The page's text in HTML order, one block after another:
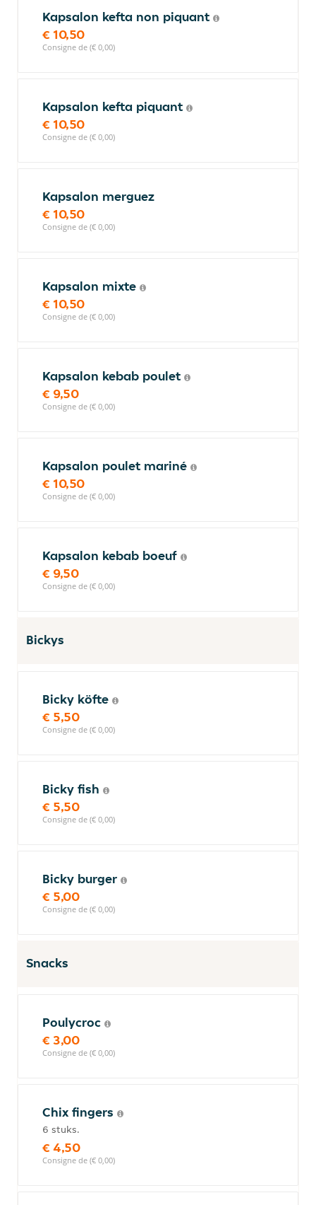
Kapsalon kefta non piquant
€ 10,50
Consigne de (€ 0,00)
Kapsalon kefta piquant
€ 10,50
Consigne de (€ 0,00)
Kapsalon merguez
€ 10,50
Consigne de (€ 0,00)
Kapsalon mixte
€ 10,50
Consigne de (€ 0,00)
Kapsalon kebab poulet
€ 9,50
Consigne de (€ 0,00)
Kapsalon poulet mariné
€ 10,50
Consigne de (€ 0,00)
Kapsalon kebab boeuf
€ 9,50
Consigne de (€ 0,00)
Bickys
Bicky köfte
€ 5,50
Consigne de (€ 0,00)
Bicky fish
€ 5,50
Consigne de (€ 0,00)
Bicky burger
€ 5,00
Consigne de (€ 0,00)
Snacks
Poulycroc
€ 3,00
Consigne de (€ 0,00)
Chix fingers
6 stuks.
€ 4,50
Consigne de (€ 0,00)